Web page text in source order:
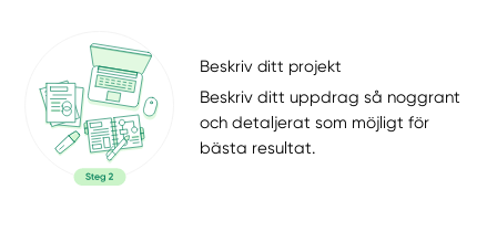
Beskriv ditt projekt
Beskriv ditt uppdrag så noggrant
och detaljerat som möjligt för
bästa resultat.